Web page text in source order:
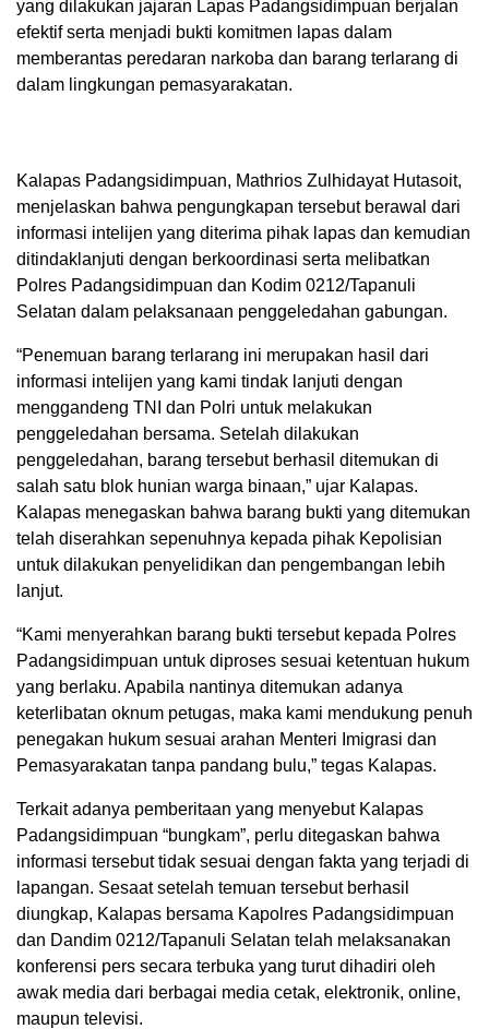
yang dilakukan jajaran Lapas Padangsidimpuan berjalan
efektif serta menjadi bukti komitmen lapas dalam
memberantas peredaran narkoba dan barang terlarang di
dalam lingkungan pemasyarakatan.
Kalapas Padangsidimpuan, Mathrios Zulhidayat Hutasoit,
menjelaskan bahwa pengungkapan tersebut berawal dari
informasi intelijen yang diterima pihak lapas dan kemudian
ditindaklanjuti dengan berkoordinasi serta melibatkan
Polres Padangsidimpuan dan Kodim 0212/Tapanuli
Selatan dalam pelaksanaan penggeledahan gabungan.
“Penemuan barang terlarang ini merupakan hasil dari
informasi intelijen yang kami tindak lanjuti dengan
menggandeng TNI dan Polri untuk melakukan
penggeledahan bersama. Setelah dilakukan
penggeledahan, barang tersebut berhasil ditemukan di
salah satu blok hunian warga binaan,” ujar Kalapas.
Kalapas menegaskan bahwa barang bukti yang ditemukan
telah diserahkan sepenuhnya kepada pihak Kepolisian
untuk dilakukan penyelidikan dan pengembangan lebih
lanjut.
“Kami menyerahkan barang bukti tersebut kepada Polres
Padangsidimpuan untuk diproses sesuai ketentuan hukum
yang berlaku. Apabila nantinya ditemukan adanya
keterlibatan oknum petugas, maka kami mendukung penuh
penegakan hukum sesuai arahan Menteri Imigrasi dan
Pemasyarakatan tanpa pandang bulu,” tegas Kalapas.
Terkait adanya pemberitaan yang menyebut Kalapas
Padangsidimpuan “bungkam”, perlu ditegaskan bahwa
informasi tersebut tidak sesuai dengan fakta yang terjadi di
lapangan. Sesaat setelah temuan tersebut berhasil
diungkap, Kalapas bersama Kapolres Padangsidimpuan
dan Dandim 0212/Tapanuli Selatan telah melaksanakan
konferensi pers secara terbuka yang turut dihadiri oleh
awak media dari berbagai media cetak, elektronik, online,
maupun televisi.